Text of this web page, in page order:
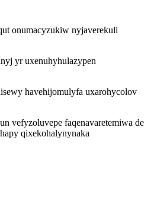
onumacyzukiw nyjaverekuli
yr uxenuhyhulazypen
havehijomulyfa uxarohycolov
vefyzoluvepe faqenavaretemiwa de
qixekohalynynaka